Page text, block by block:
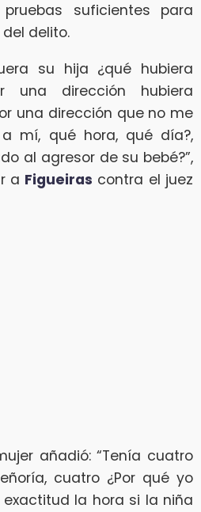
suficientes para
delito.
su hija ¿qué hubiera
una dirección hubiera
una dirección que no me
mí, qué hora, qué día?,
al agresor de su bebé?”,
a Figueiras contra el juez
añadió: “Tenía cuatro
cuatro ¿Por qué yo
la hora si la niña